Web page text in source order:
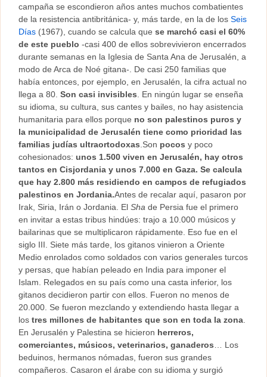
campaña se escondieron años antes muchos combatientes
de la resistencia antibritánica- y, más tarde, en la de los Seis
Días (1967), cuando se calcula que se marchó casi el 60%
de este pueblo -casi 400 de ellos sobrevivieron encerrados
durante semanas en la Iglesia de Santa Ana de Jerusalén, a
modo de Arca de Noé gitana-. De casi 250 familias que
había entonces, por ejemplo, en Jerusalén, la cifra actual no
llega a 80. Son casi invisibles . En ningún lugar se enseña
su idioma, su cultura, sus cantes y bailes, no hay asistencia
humanitaria para ellos porque no son palestinos puros y
la municipalidad de Jerusalén tiene como prioridad las
familias judías ultraortodoxas .Son pocos y poco
cohesionados: unos 1.500 viven en Jerusalén, hay otros
tantos en Cisjordania y unos 7.000 en Gaza. Se calcula
que hay 2.800 más residiendo en campos de refugiados
palestinos en Jordania.Antes de recalar aquí, pasaron por
Irak, Siria, Irán o Jordania. El Sha de Persia fue el primero
en invitar a estas tribus hindúes: trajo a 10.000 músicos y
bailarinas que se multiplicaron rápidamente. Eso fue en el
siglo III. Siete más tarde, los gitanos vinieron a Oriente
Medio enrolados como soldados con varios generales turcos
y persas, que habían peleado en India para imponer el
Islam. Relegados en su país como una casta inferior, los
gitanos decidieron partir con ellos. Fueron no menos de
20.000. Se fueron mezclando y extendiendo hasta llegar a
los tres millones de habitantes que son en toda la zona
En Jerusalén y Palestina se hicieron herreros,
comerciantes, músicos, veterinarios, ganaderos … Los
beduinos, hermanos nómadas, fueron sus grandes
compañeros. Casaron el árabe con su idioma y surgió